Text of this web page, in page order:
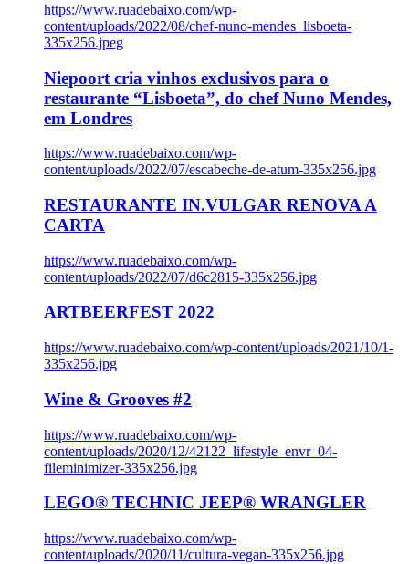
https://www.ruadebaixo.com/wp-
content/uploads/2022/08/chef-nuno-mendes_lisboeta-
335x256.jpeg
Niepoort cria vinhos exclusivos para o
restaurante “Lisboeta”, do chef Nuno Mendes,
em Londres
https://www.ruadebaixo.com/wp-
content/uploads/2022/07/escabeche-de-atum-335x256.jpg
RESTAURANTE IN.VULGAR RENOVA A
CARTA
https://www.ruadebaixo.com/wp-
content/uploads/2022/07/d6c2815-335x256.jpg
ARTBEERFEST 2022
https://www.ruadebaixo.com/wp-content/uploads/2021/10/1-
335x256.jpg
Wine & Grooves #2
https://www.ruadebaixo.com/wp-
content/uploads/2020/12/42122_lifestyle_envr_04-
fileminimizer-335x256.jpg
LEGO® TECHNIC JEEP® WRANGLER
https://www.ruadebaixo.com/wp-
content/uploads/2020/11/cultura-vegan-335x256.jpg